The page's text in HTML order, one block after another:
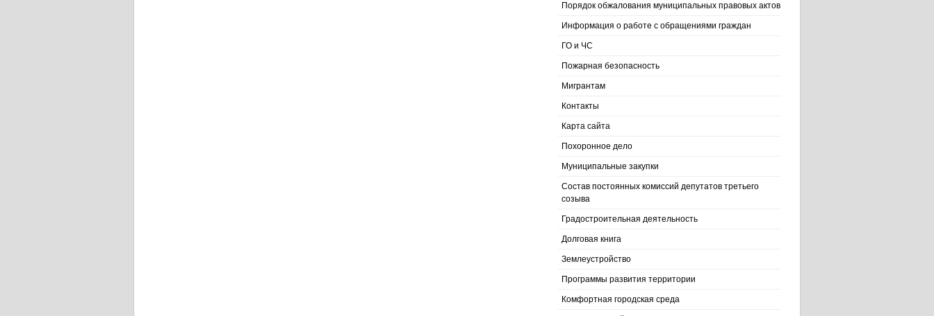
Порядок обжалования муниципальных правовых актов
Информация о работе с обращениями граждан
ГО и ЧС
Пожарная безопасность
Мигрантам
Контакты
Карта сайта
Похоронное дело
Муниципальные закупки
Состав постоянных комиссий депутатов третьего
созыва
Градостроительная деятельность
Долговая книга
Землеустройство
Программы развития территории
Комфортная городская среда